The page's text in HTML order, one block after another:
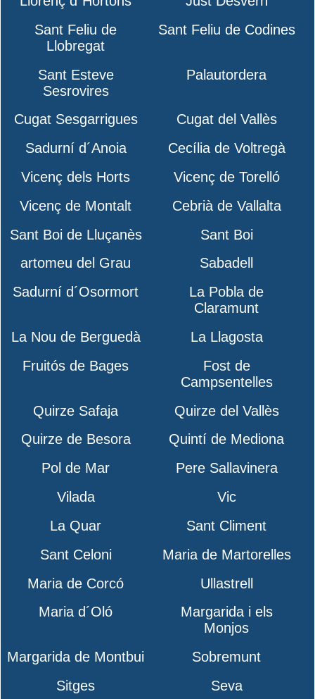
Sant Feliu de
Llobregat
Sant Feliu de Codines
Sant Esteve
Sesrovires
Palautordera
Cugat Sesgarrigues
Cugat del Vallès
Sadurní d´Anoia
Cecília de Voltregà
Vicenç dels Horts
Vicenç de Torelló
Vicenç de Montalt
Cebrià de Vallalta
Sant Boi de Lluçanès
Sant Boi
artomeu del Grau
Sabadell
Sadurní d´Osormort
La Pobla de
Claramunt
La Nou de Berguedà
La Llagosta
Fruitós de Bages
Fost de
Campsentelles
Quirze Safaja
Quirze del Vallès
Quirze de Besora
Quintí de Mediona
Pol de Mar
Pere Sallavinera
Vilada
Vic
La Quar
Sant Climent
Sant Celoni
Maria de Martorelles
Maria de Corcó
Ullastrell
Maria d´Oló
Margarida i els
Monjos
Margarida de Montbui
Sobremunt
Sitges
Seva